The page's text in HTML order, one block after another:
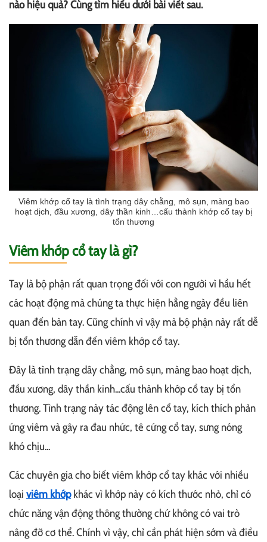
nào hiệu quả? Cùng tìm hiểu dưới bài viết sau.
Viêm khớp cổ tay là tình trạng dây chằng, mô sụn, màng bao
hoạt dịch, đầu xương, dây thần kinh…cấu thành khớp cổ tay bị
tổn thương
Viêm khớp cổ tay là gì?
Tay là bộ phận rất quan trọng đối với con người vì hầu hết
các hoạt động mà chúng ta thực hiện hằng ngày đều liên
quan đến bàn tay. Cũng chính vì vậy mà bộ phận này rất dễ
bị tổn thương dẫn đến viêm khớp cổ tay.
Đây là tình trạng dây chằng, mô sụn, màng bao hoạt dịch,
đầu xương, dây thần kinh...cấu thành khớp cổ tay bị tổn
thương. Tình trạng này tác động lên cổ tay, kích thích phản
ứng viêm và gây ra đau nhức, tê cứng cổ tay, sưng nóng
khó chịu...
Các chuyên gia cho biết viêm khớp cổ tay khác với nhiều
loại viêm khớpkhác vì khớp này có kích thước nhỏ, chỉ có
chức năng vận động thông thường chứ không có vai trò
nâng đỡ cơ thể. Chính vì vậy, chỉ cần phát hiện sớm và điều